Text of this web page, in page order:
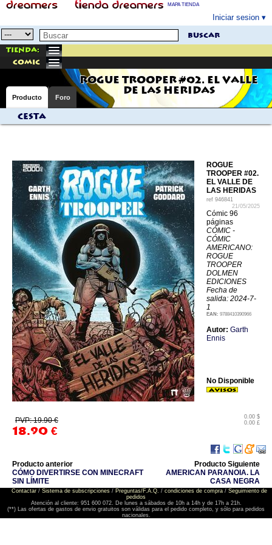
MAPA TIENDA
Iniciar sesion
buscar
Tienda:
comic
ROGUE TROOPER #02. EL VALLE
DE LAS HERIDAS
Producto Foro
Cesta
ROGUE
TROOPER #02.
EL VALLE DE
LAS HERIDAS
ref 946841
21/05/2025
Cómic 96
páginas
CÓMIC -
CÓMIC
AMERICANO:
ROGUE
TROOPER
DOLMEN
EDICIONES
Fecha de
salida: 2024-7-
1
EAN: 9788410390966
Autor: Garth
Ennis
PVP: 19.90 €
18.90 €
0.00 $
0.00 £
No Disponible
Producto anterior
CÓMO DIVERTIRSE CON MINECRAFT
SIN LÍMITE
Producto Siguiente
AMERICAN PARANOIA. LA
CASA NEGRA
Contactar/ Sistema de subscripciones/ Preguntas/F.A.Q. / condiciones de compra/ Seguimiento de
pedidos
Atención al cliente: 951 600 072. De lunes a sábados de 10h a 14h y de 17h a 21h.
(**) Las ofertas de gastos de envio gratuitos son válidas para el pedido completo, y sólo para pedidos
nacionales.